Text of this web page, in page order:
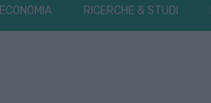
ECONOMIA RICERCHE & STUDI